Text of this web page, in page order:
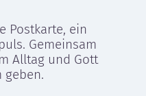
Postkarte, ein
Gemeinsam
Alltag und Gott
geben.